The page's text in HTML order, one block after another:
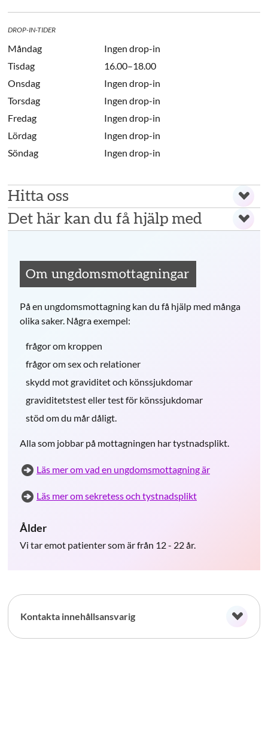
DROP-IN-TIDER
Måndag
Ingen drop-in
Tisdag
16.00–18.00
Onsdag
Ingen drop-in
Torsdag
Ingen drop-in
Fredag
Ingen drop-in
Lördag
Ingen drop-in
Söndag
Ingen drop-in
Hitta oss
Det här kan du få hjälp med
Om ungdomsmottagningar
På en ungdomsmottagning kan du få hjälp med många
olika saker. Några exempel:
frågor om kroppen
frågor om sex och relationer
skydd mot graviditet och könssjukdomar
graviditetstest eller test för könssjukdomar
stöd om du mår dåligt.
Alla som jobbar på mottagningen har tystnadsplikt.
Läs mer om vad en ungdomsmottagning är
Läs mer om sekretess och tystnadsplikt
Ålder
Vi tar emot patienter som är från 12 - 22 år.
Kontakta innehållsansvarig